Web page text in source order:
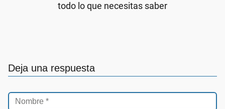
todo lo que necesitas saber
Deja una respuesta